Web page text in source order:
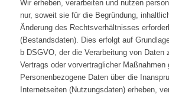
Wir erheben, verarbeiten und nutzen
nur, soweit sie für die Begründung,
Änderung des Rechtsverhältnisses
(Bestandsdaten). Dies erfolgt auf
b DSGVO, der die Verarbeitung von Daten
Vertrags oder vorvertraglicher Maßnahmen
Personenbezogene Daten über die
Internetseiten (Nutzungsdaten) erheben,